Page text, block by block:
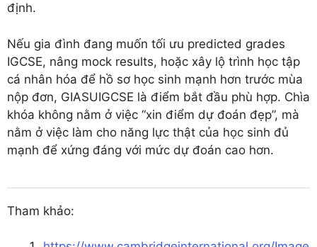
định.
Nếu gia đình đang muốn tối ưu predicted grades
IGCSE, nâng mock results, hoặc xây lộ trình học tập
cá nhân hóa để hồ sơ học sinh mạnh hơn trước mùa
nộp đơn, GIASUIGCSE là điểm bắt đầu phù hợp. Chìa
khóa không nằm ở việc “xin điểm dự đoán đẹp”, mà
nằm ở việc làm cho năng lực thật của học sinh đủ
mạnh để xứng đáng với mức dự đoán cao hơn.
Tham khảo: